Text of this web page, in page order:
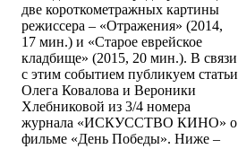
две короткометражных картины
режиссера – «Отражения» (2014,
17 мин.) и «Старое еврейское
кладбище» (2015, 20 мин.). В связи
с этим событием публикуем статьи
Олега Ковалова и Вероники
Хлебниковой из 3/4 номера
журнала «ИСКУССТВО КИНО» о
фильме «День Победы». Ниже –